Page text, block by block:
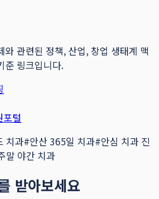
와 관련된 정책, 산업, 창업 생태계 맥
준 링크입니다.
털
치과#안산 365일 치과#안심 치과 진
말 야간 치과
받아보세요